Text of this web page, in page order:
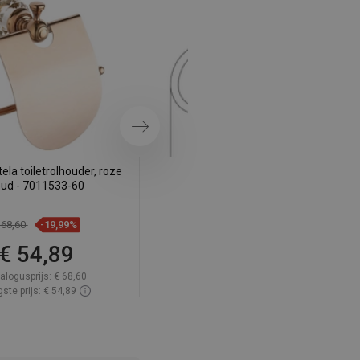
toiletrolhouder, roze
- 7011533-60
-19,99%
€ 54,89
€ 68,60
prijs: € 54,89
Volgende
SWEDISH
PORTUGUESE
GREEK